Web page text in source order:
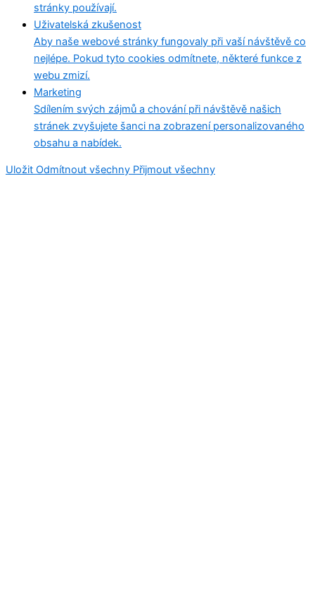
stránky používají.
Uživatelská zkušenost
Aby naše webové stránky fungovaly při vaší návštěvě co
nejlépe. Pokud tyto cookies odmítnete, některé funkce z
webu zmizí.
Marketing
Sdílením svých zájmů a chování při návštěvě našich
stránek zvyšujete šanci na zobrazení personalizovaného
obsahu a nabídek.
Uložit Odmítnout všechny Přijmout všechny